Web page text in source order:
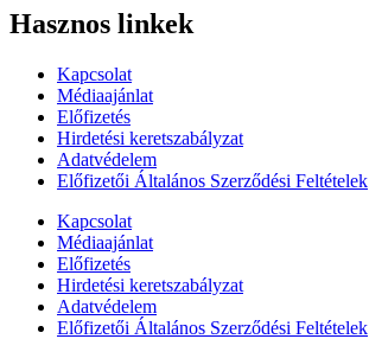
Hasznos linkek
Kapcsolat
Médiaajánlat
Előfizetés
Hirdetési keretszabályzat
Adatvédelem
Előfizetői Általános Szerződési Feltételek
Kapcsolat
Médiaajánlat
Előfizetés
Hirdetési keretszabályzat
Adatvédelem
Előfizetői Általános Szerződési Feltételek